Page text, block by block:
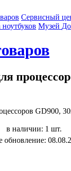
Сервисный
Музей
в наличии: 1 шт.
обновление: